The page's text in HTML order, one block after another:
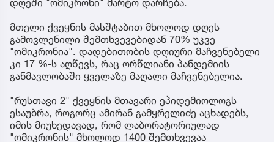
დღეში "ომიკრონი" მარტო დარჩება.
მთელი ქვეყნის მასშტაბით მხოლოდ დღეს
გამოვლენილი შემთხვევებიდან 70% უკვე
"ომიკრონია". დადებითობის დღიური მაჩვენებელი
კი 17 %-ს აღწევს, რაც ორწლიანი პანდემიის
განმავლობაში ყველაზე მაღალი მაჩვენებელია.
"რუსთავი 2" ქვეყნის მთავარი ეპიდემიოლოგს
ესაუბრა, როგორც ამირან გამყრელიძე აცხადებს,
იმის მიუხედავად, რომ ლაბორატორიულად
"ომიკრონის" მხოლოდ 1400 შემთხვევაა